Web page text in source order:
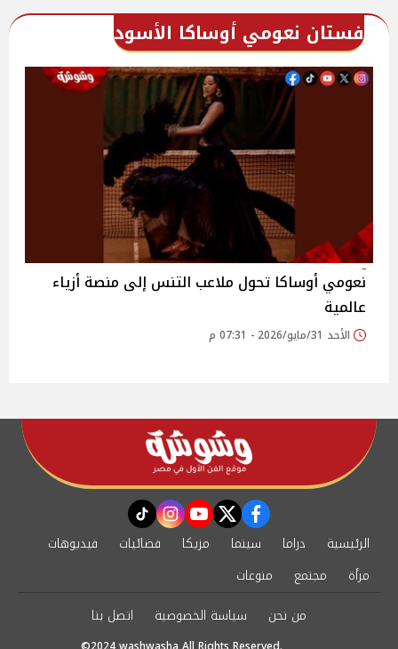
فستان نعومي أوساكا الأسود
نعومي أوساكا تحول ملاعب التنس إلى منصة أزياء
عالمية
الأحد 31/مايو/2026 - 07:31 م
facebook
twitter
youtube
instagram
tiktok
الرئيسية دراما سينما مزيكا فضائيات
فيديوهات
مرأة
مجتمع
منوعات
من نحن
سياسة الخصوصية اتصل بنا